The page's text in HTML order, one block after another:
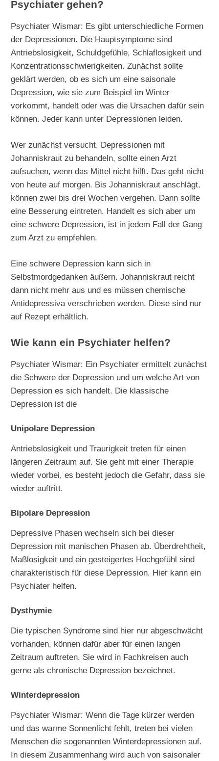
Psychiater gehen?
Psychiater Wismar: Es gibt unterschiedliche Formen
der Depressionen. Die Hauptsymptome sind
Antriebslosigkeit, Schuldgefühle, Schlaflosigkeit und
Konzentrationsschwierigkeiten. Zunächst sollte
geklärt werden, ob es sich um eine saisonale
Depression, wie sie zum Beispiel im Winter
vorkommt, handelt oder was die Ursachen dafür sein
können. Jeder kann unter Depressionen leiden.
Wer zunächst versucht, Depressionen mit
Johanniskraut zu behandeln, sollte einen Arzt
aufsuchen, wenn das Mittel nicht hilft. Das geht nicht
von heute auf morgen. Bis Johanniskraut anschlägt,
können zwei bis drei Wochen vergehen. Dann sollte
eine Besserung eintreten. Handelt es sich aber um
eine schwere Depression, ist in jedem Fall der Gang
zum Arzt zu empfehlen.
Eine schwere Depression kann sich in
Selbstmordgedanken äußern. Johanniskraut reicht
dann nicht mehr aus und es müssen chemische
Antidepressiva verschrieben werden. Diese sind nur
auf Rezept erhältlich.
Wie kann ein Psychiater helfen?
Psychiater Wismar: Ein Psychiater ermittelt zunächst
die Schwere der Depression und um welche Art von
Depression es sich handelt. Die klassische
Depression ist die
Unipolare Depression
Antriebslosigkeit und Traurigkeit treten für einen
längeren Zeitraum auf. Sie geht mit einer Therapie
wieder vorbei, es besteht jedoch die Gefahr, dass sie
wieder auftritt.
Bipolare Depression
Depressive Phasen wechseln sich bei dieser
Depression mit manischen Phasen ab. Überdrehtheit,
Maßlosigkeit und ein gesteigertes Hochgefühl sind
charakteristisch für diese Depression. Hier kann ein
Psychiater helfen.
Dysthymie
Die typischen Syndrome sind hier nur abgeschwächt
vorhanden, können dafür aber für einen langen
Zeitraum auftreten. Sie wird in Fachkreisen auch
gerne als chronische Depression bezeichnet.
Winterdepression
Psychiater Wismar: Wenn die Tage kürzer werden
und das warme Sonnenlicht fehlt, treten bei vielen
Menschen die sogenannten Winterdepressionen auf.
In diesem Zusammenhang wird auch von saisonaler